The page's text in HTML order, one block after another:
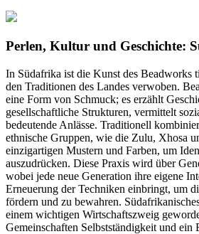
Perlen, Kultur und Geschichte:
In Südafrika ist die Kunst des Beadworks
den Traditionen des Landes verwoben.
eine Form von Schmuck; es erzählt
gesellschaftliche Strukturen, vermittelt
bedeutende Anlässe. Traditionell
ethnische Gruppen, wie die Zulu, Xhosa
einzigartigen Mustern und Farben, um
auszudrücken. Diese Praxis wird über
wobei jede neue Generation ihre eigene
Erneuerung der Techniken einbringt, um
fördern und zu bewahren.
einem wichtigen Wirtschaftszweig
Gemeinschaften Selbstständigkeit und ein